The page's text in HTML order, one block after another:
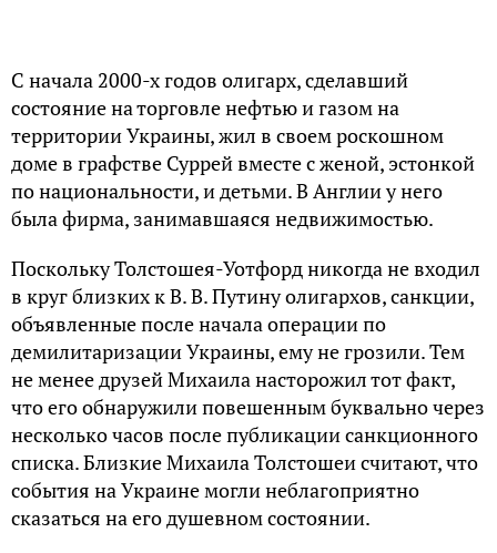
С начала 2000-х годов олигарх, сделавший
состояние на торговле нефтью и газом на
территории Украины, жил в своем роскошном
доме в графстве Суррей вместе с женой, эстонкой
по национальности, и детьми. В Англии у него
была фирма, занимавшаяся недвижимостью.
Поскольку Толстошея-Уотфорд никогда не входил
в круг близких к В. В. Путину олигархов, санкции,
объявленные после начала операции по
демилитаризации Украины, ему не грозили. Тем
не менее друзей Михаила насторожил тот факт,
что его обнаружили повешенным буквально через
несколько часов после публикации санкционного
списка. Близкие Михаила Толстошеи считают, что
события на Украине могли неблагоприятно
сказаться на его душевном состоянии.